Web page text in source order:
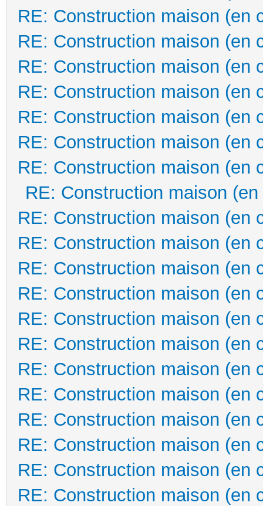
RE: Construction maison (en
RE: Construction maison (en
RE: Construction maison (en
RE: Construction maison (en
RE: Construction maison (en
RE: Construction maison (en
RE: Construction maison (en
RE: Construction maison
RE: Construction maison (en
RE: Construction maison (en
RE: Construction maison (en
RE: Construction maison (en
RE: Construction maison (en
RE: Construction maison (en
RE: Construction maison (en
RE: Construction maison (en
RE: Construction maison (en
RE: Construction maison (en
RE: Construction maison (en
RE: Construction maison (en